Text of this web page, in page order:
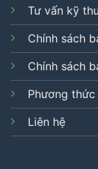
Tư vấn kỹ
Chính sách
Chính sách
Phương
Liên hệ